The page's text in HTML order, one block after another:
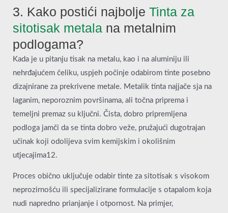
3. Kako postići najbolje Tinta za
sitotisak metala na metalnim
podlogama?
Kada je u pitanju tisak na metalu, kao i na aluminiju ili
nehrđajućem čeliku, uspjeh počinje odabirom tinte posebno
dizajnirane za prekrivene metale. Metalik tinta najjače sja na
laganim, neporoznim površinama, ali točna priprema i
temeljni premaz su ključni. Čista, dobro pripremljena
podloga jamči da se tinta dobro veže, pružajući dugotrajan
učinak koji odolijeva svim kemijskim i okolišnim
utjecajima12.
Proces obično uključuje odabir tinte za sitotisak s visokom
neprozirnošću ili specijalizirane formulacije s otapalom koja
nudi napredno prianjanje i otpornost. Na primjer,